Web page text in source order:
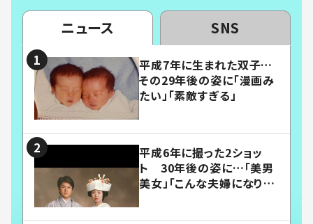
ニュース SNS
平成7年に生まれた双子…
その29年後の姿に「漫画み
たい」「素敵すぎる」
平成6年に撮った2ショッ
ト 30年後の姿に…「美男
美女」「こんな夫婦になりた